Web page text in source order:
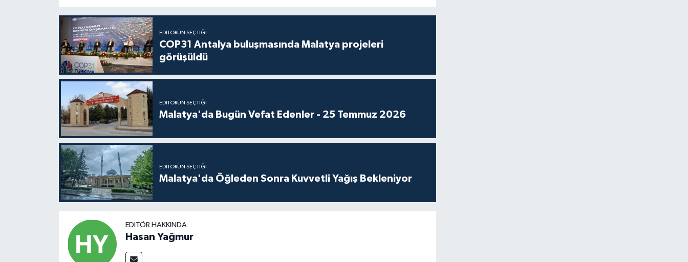
EDITÖRÜN SEÇTIĞI
COP31 Antalya buluşmasında Malatya projeleri
görüşüldü
EDITÖRÜN SEÇTIĞI
Malatya'da Bugün Vefat Edenler - 25 Temmuz 2026
EDITÖRÜN SEÇTIĞI
Malatya'da Öğleden Sonra Kuvvetli Yağış Bekleniyor
EDITÖR HAKKINDA
Hasan Yağmur